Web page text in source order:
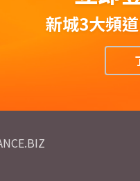
新城3大頻